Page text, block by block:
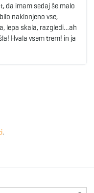
da imam sedaj še malo
naklonjeno vse,
lepa skala, razgledi…ah
Hvala vsem trem! in ja
.